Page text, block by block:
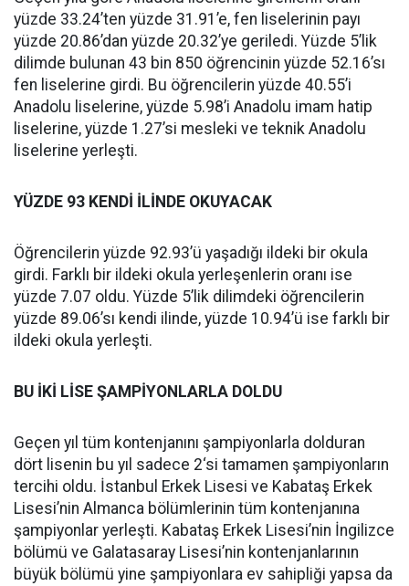
yüzde 33.24’ten yüzde 31.91’e, fen liselerinin payı
yüzde 20.86’dan yüzde 20.32’ye geriledi. Yüzde 5’lik
dilimde bulunan 43 bin 850 öğrencinin yüzde 52.16’sı
fen liselerine girdi. Bu öğrencilerin yüzde 40.55’i
Anadolu liselerine, yüzde 5.98’i Anadolu imam hatip
liselerine, yüzde 1.27’si mesleki ve teknik Anadolu
liselerine yerleşti.
YÜZDE 93 KENDİ İLİNDE OKUYACAK
Öğrencilerin yüzde 92.93’ü yaşadığı ildeki bir okula
girdi. Farklı bir ildeki okula yerleşenlerin oranı ise
yüzde 7.07 oldu. Yüzde 5’lik dilimdeki öğrencilerin
yüzde 89.06’sı kendi ilinde, yüzde 10.94’ü ise farklı bir
ildeki okula yerleşti.
BU İKİ LİSE ŞAMPİYONLARLA DOLDU
Geçen yıl tüm kontenjanını şampiyonlarla dolduran
dört lisenin bu yıl sadece 2‘si tamamen şampiyonların
tercihi oldu. İstanbul Erkek Lisesi ve Kabataş Erkek
Lisesi’nin Almanca bölümlerinin tüm kontenjanına
şampiyonlar yerleşti. Kabataş Erkek Lisesi’nin İngilizce
bölümü ve Galatasaray Lisesi’nin kontenjanlarının
büyük bölümü yine şampiyonlara ev sahipliği yapsa da